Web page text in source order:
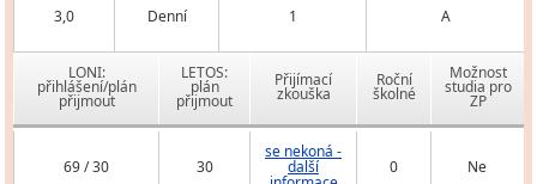
3,0 Denní 1 A
LONI:
přihlášení/plán
přijmout
LETOS:
plán
přijmout
Přijímací
zkouška
Roční
školné
Možnost
studia pro
ZP
69 / 30 30
se nekoná -
další 0 Ne